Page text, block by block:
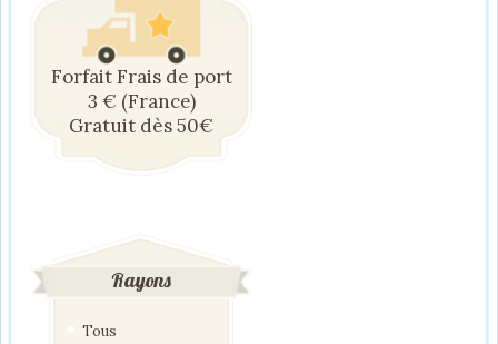
Forfait Frais de port
3 € (France)
Gratuit dès 50€
Rayons
Tous